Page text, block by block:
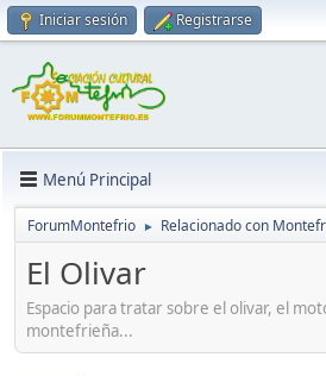
Iniciar sesión Registrarse
Menú Principal
ForumMontefrio ► Relacionado con
El Olivar
Espacio para tratar sobre el olivar, el
montefrieña...